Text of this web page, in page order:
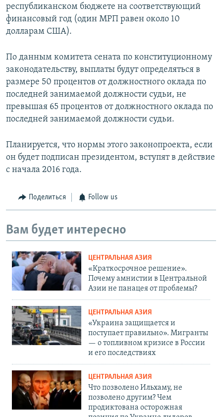
республиканском бюджете на соответствующий
финансовый год (один МРП равен около 10
долларам США).
По данным комитета сената по конституционному
законодательству, выплаты будут определяться в
размере 50 процентов от должностного оклада по
последней занимаемой должности судьи, не
превышая 65 процентов от должностного оклада по
последней занимаемой должности судьи.
Планируется, что нормы этого законопроекта, если
он будет подписан президентом, вступят в действие
с начала 2016 года.
Поделиться Follow us
Вам будет интересно
ЦЕНТРАЛЬНАЯ АЗИЯ
«Краткосрочное решение».
Почему амнистии в Центральной
Азии не панацея от проблемы?
ЦЕНТРАЛЬНАЯ АЗИЯ
«Украина защищается и
поступает правильно». Мигранты
— о топливном кризисе в России
и его последствиях
ЦЕНТРАЛЬНАЯ АЗИЯ
Что позволено Ильхаму, не
позволено другим? Чем
продиктована осторожная